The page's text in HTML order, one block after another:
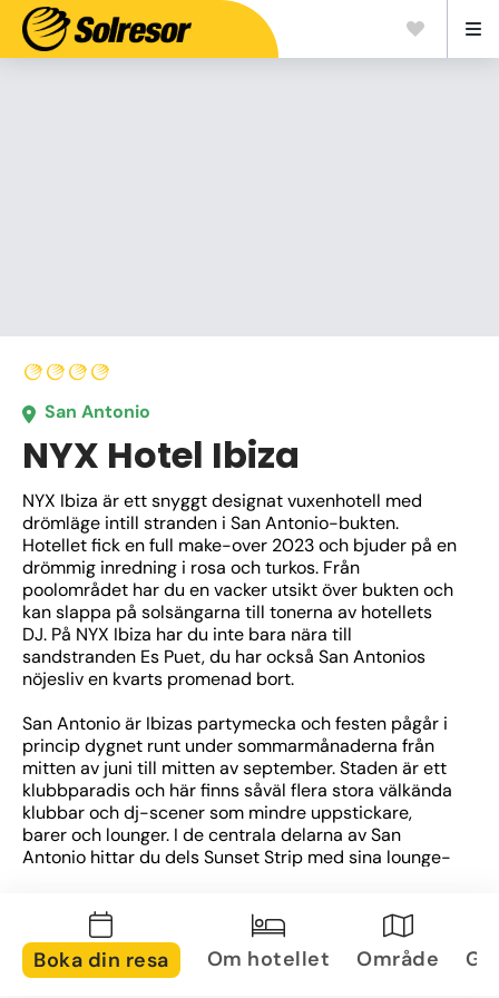
San Antonio
NYX Hotel Ibiza
NYX Ibiza är ett snyggt designat vuxenhotell med
drömläge intill stranden i San Antonio-bukten.
Hotellet fick en full make-over 2023 och bjuder på en
drömmig inredning i rosa och turkos. Från
poolområdet har du en vacker utsikt över bukten och
kan slappa på solsängarna till tonerna av hotellets
DJ. På NYX Ibiza har du inte bara nära till
sandstranden Es Puet, du har också San Antonios
nöjesliv en kvarts promenad bort.
San Antonio är Ibizas partymecka och festen pågår i
princip dygnet runt under sommarmånaderna från
mitten av juni till mitten av september. Staden är ett
klubbparadis och här finns såväl flera stora välkända
klubbar och dj-scener som mindre uppstickare,
barer och lounger. I de centrala delarna av San
Antonio hittar du dels Sunset Strip med sina lounge-
gatorna. Inne i staden ligger också sandstranden
Calo des Moro, lika populär dagtid som kvällstid för
att avnjuta solnedgången, och strandpromenaden
Boka din resa Om hotellet Område